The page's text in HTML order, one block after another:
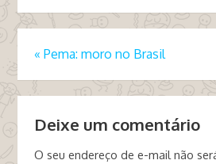
« Pema: moro no Brasil
Deixe um comentário
O seu endereço de e-mail não